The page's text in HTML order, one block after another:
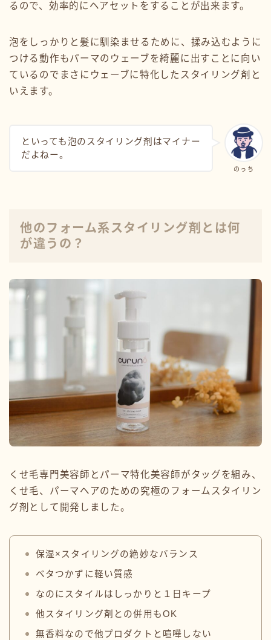
るので、効率的にヘアセットをすることが出来ます。
泡をしっかりと髪に馴染ませるために、揉み込むように
つける動作もパーマのウェーブを綺麗に出すことに向い
ているのでまさにウェーブに特化したスタイリング剤と
いえます。
のっち
といっても泡のスタイリング剤はマイナー
だよねー。
他のフォーム系スタイリング剤とは何
が違うの？
くせ毛専門美容師とパーマ特化美容師がタッグを組み、
くせ毛、パーマヘアのための究極のフォームスタイリン
グ剤として開発しました。
保湿×スタイリングの絶妙なバランス
ベタつかずに軽い質感
なのにスタイルはしっかりと１日キープ
他スタイリング剤との併用もOK
無香料なので他プロダクトと喧嘩しない